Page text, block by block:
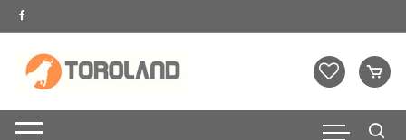
Skip
to
content